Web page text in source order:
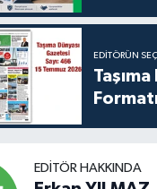
EDITÖRÜN
EDITÖR HAKKINDA